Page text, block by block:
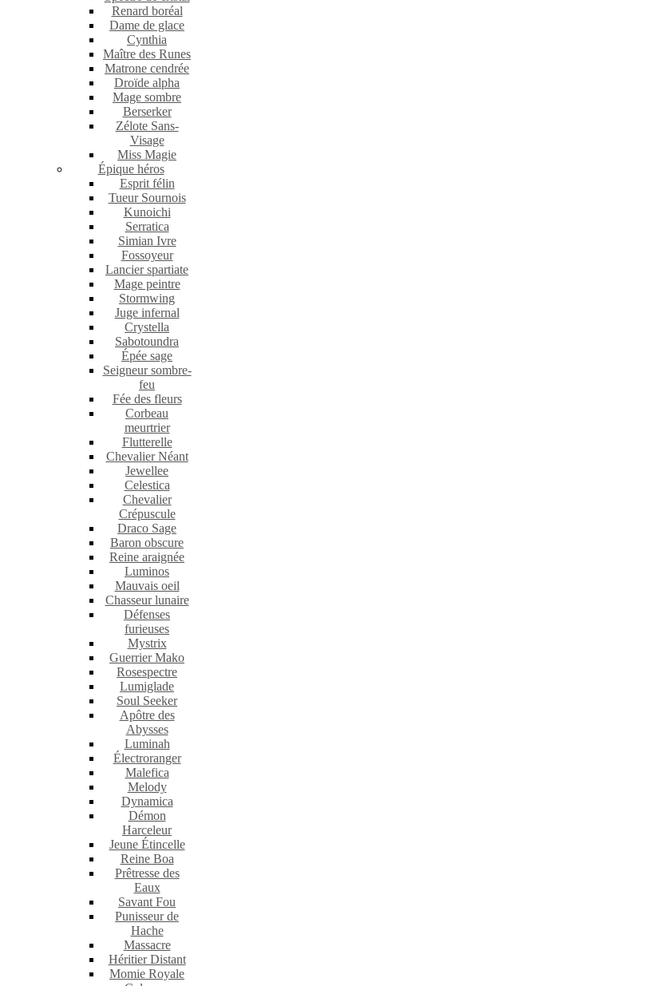
Renard boréal
Dame de glace
Cynthia
Maître des Runes
Matrone cendrée
Droïde alpha
Mage sombre
Berserker
Zélote Sans-
Visage
Miss Magie
Épique héros
Esprit félin
Tueur Sournois
Kunoichi
Serratica
Simian Ivre
Fossoyeur
Lancier spartiate
Mage peintre
Stormwing
Juge infernal
Crystella
Sabotoundra
Épée sage
Seigneur sombre-
feu
Fée des fleurs
Corbeau
meurtrier
Flutterelle
Chevalier Néant
Jewellee
Celestica
Chevalier
Crépuscule
Draco Sage
Baron obscure
Reine araignée
Luminos
Mauvais oeil
Chasseur lunaire
Défenses
furieuses
Mystrix
Guerrier Mako
Rosespectre
Lumiglade
Soul Seeker
Apôtre des
Abysses
Luminah
Électroranger
Malefica
Melody
Dynamica
Démon
Harceleur
Jeune Étincelle
Reine Boa
Prêtresse des
Eaux
Savant Fou
Punisseur de
Hache
Massacre
Héritier Distant
Momie Royale